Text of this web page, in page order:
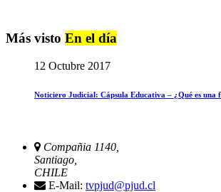
Más visto En el día
12 Octubre 2017
Noticiero Judicial: Cápsula Educativa – ¿Qué es una
Compañia 1140,
Santiago,
CHILE
E-Mail: tvpjud@pjud.cl